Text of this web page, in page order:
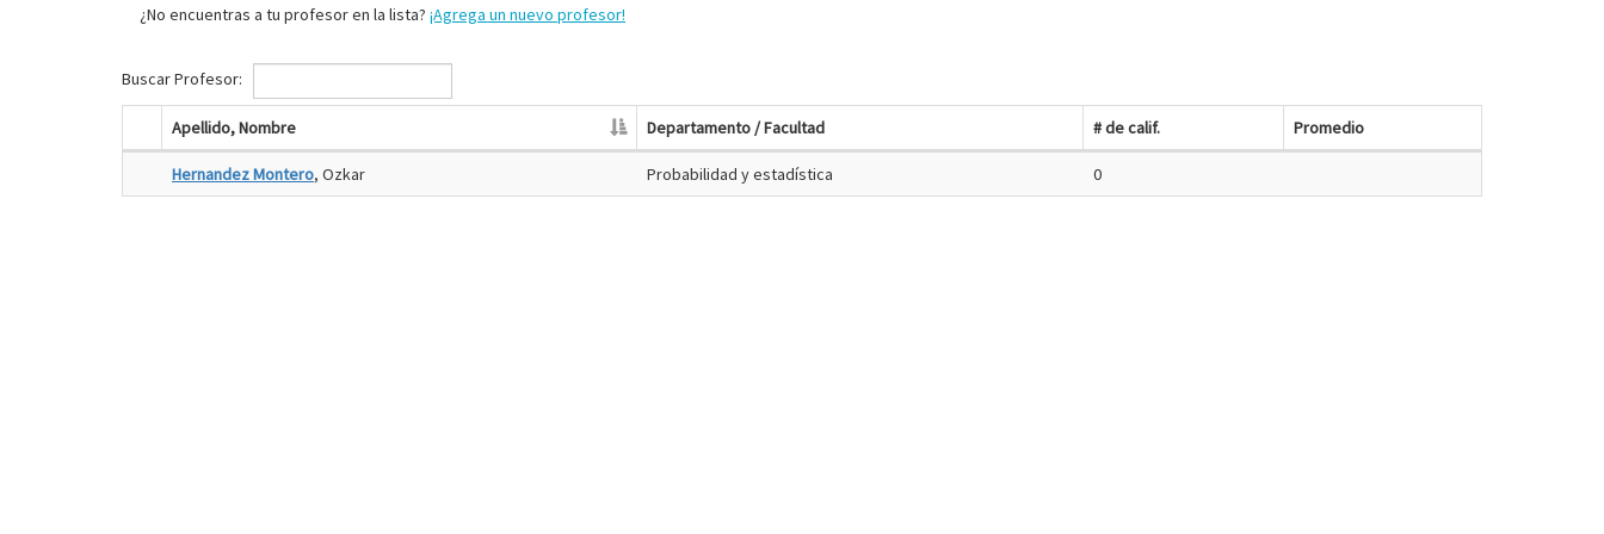
¿No encuentras a tu profesor en la lista? ¡Agrega un nuevo profesor!
Buscar Profesor:
Apellido, Nombre Departamento / Facultad # de calif. Promedio
Hernandez Montero, Ozkar Probabilidad y estadística 0